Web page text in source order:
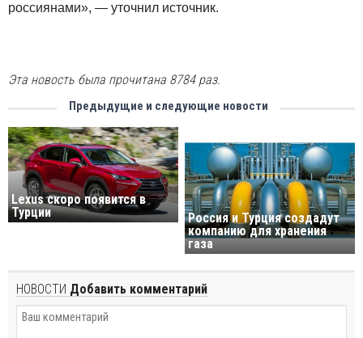
россиянами», — уточнил источник.
Эта новость была прочитана 8784 раз.
Предыдущие и следующие новости
Lexus скоро появится в
Турции
Россия и Турция создадут
компанию для хранения
газа
НОВОСТИ Добавить комментарий